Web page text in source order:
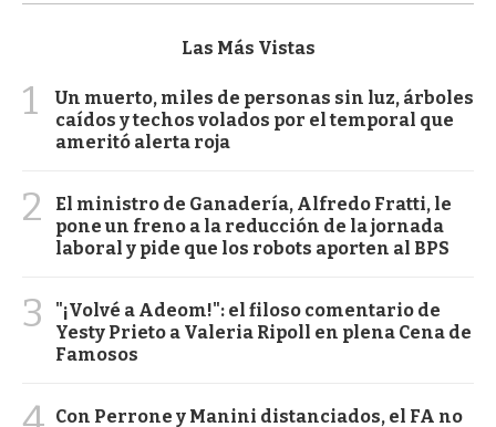
Las Más Vistas
1
Un muerto, miles de personas sin luz, árboles
caídos y techos volados por el temporal que
ameritó alerta roja
2
El ministro de Ganadería, Alfredo Fratti, le
pone un freno a la reducción de la jornada
laboral y pide que los robots aporten al BPS
3
"¡Volvé a Adeom!": el filoso comentario de
Yesty Prieto a Valeria Ripoll en plena Cena de
Famosos
Con Perrone y Manini distanciados, el FA no